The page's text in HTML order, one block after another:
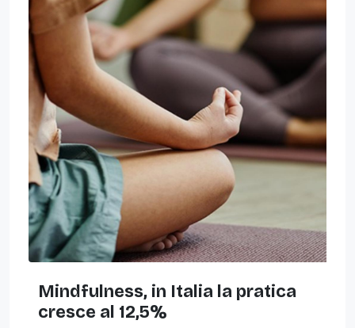
Mindfulness, in Italia la pratica
cresce al 12,5%